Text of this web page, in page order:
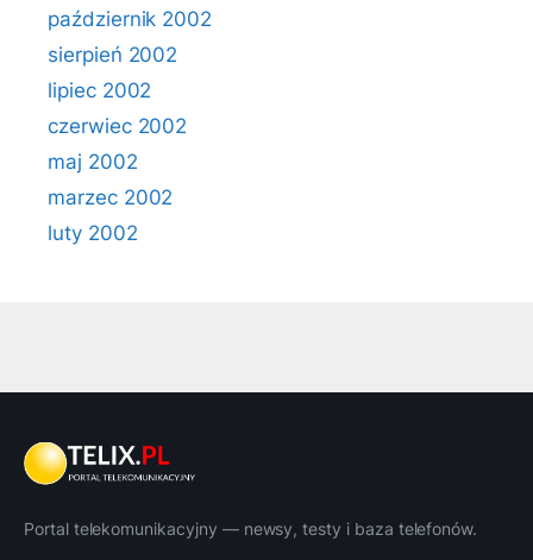
październik 2002
sierpień 2002
lipiec 2002
czerwiec 2002
maj 2002
marzec 2002
luty 2002
Portal telekomunikacyjny — newsy, testy i baza telefonów.